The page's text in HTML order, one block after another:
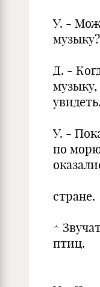
У. -
музыку?
Д. -
увидеть.
У. -
по
стране.
^
птиц.